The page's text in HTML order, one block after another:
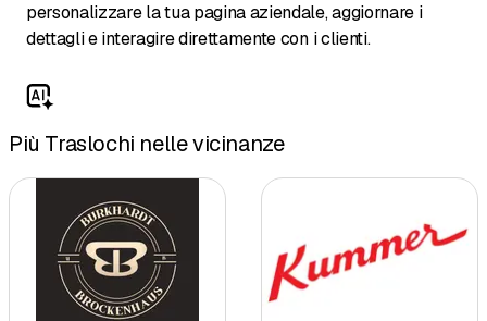
personalizzare la tua pagina aziendale, aggiornare i
dettagli e interagire direttamente con i clienti.
Più Traslochi nelle vicinanze